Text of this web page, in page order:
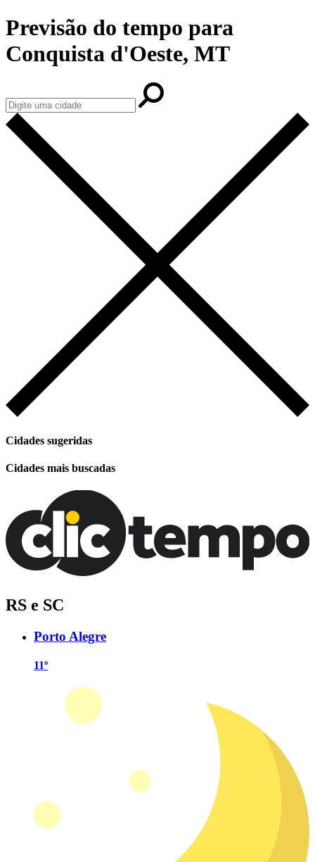
Previsão do tempo para
Conquista d'Oeste, MT
Cidades sugeridas
Cidades mais buscadas
RS e SC
Porto Alegre
11º